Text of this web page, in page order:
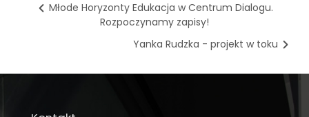
Młode Horyzonty Edukacja w Centrum Dialogu.
Rozpoczynamy zapisy!
Yanka Rudzka - projekt w toku